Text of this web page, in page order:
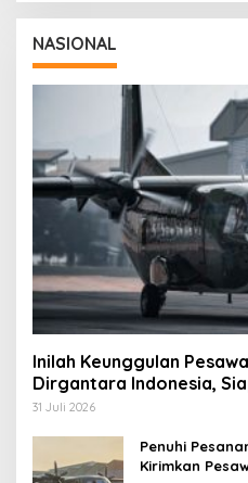
NASIONAL
Inilah Keunggulan
Dirgantara Indonesia,
Operasi TNI
31 Juli 2026
Penuhi
Kirimkan